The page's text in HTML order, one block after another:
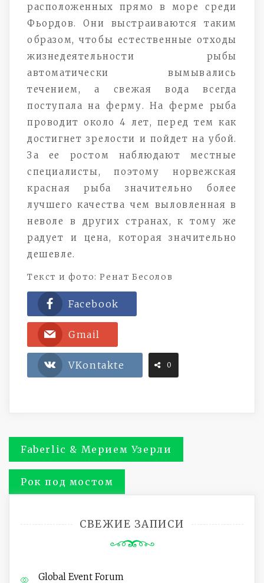
расположенных прямо в море среди
Фьордов. Они выстраиваются таким
образом, чтобы естественные отходы
жизнедеятельности рыбы
автоматически вымывались
течением, а свежая вода всегда
поступала на ферму. На ферме рыба
проводит около 4 лет, перед тем как
достигнет зрелости и пойдет на убой.
За ее ростом наблюдают местные
специалисты, поэтому норвежская
красная рыба значительно более
лучшего качества чем выловленная в
неволе в других странах, к тому же
радует и цена, которая значительно
дешевле.
Текст и фото: Ренат Бесолов
Facebook
Gmail
VKontakte 0
Навигация
по
записям
Faberlic & Мерием Узерли
Рок под мостом
СВЕЖИЕ ЗАПИСИ
Global Event Forum